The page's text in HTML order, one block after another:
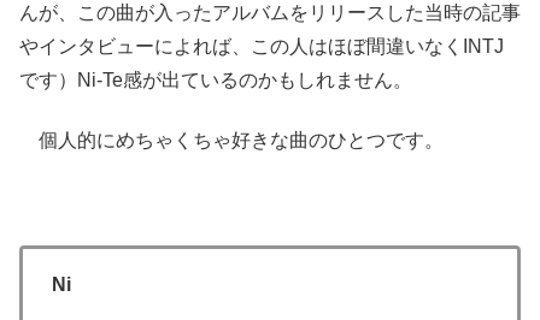
んが、この曲が入ったアルバムをリリースした当時の記事
やインタビューによれば、この人はほぼ間違いなくINTJ
です）Ni-Te感が出ているのかもしれません。
個人的にめちゃくちゃ好きな曲のひとつです。
Ni